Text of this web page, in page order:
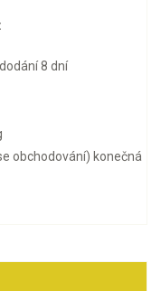
8 dní
obchodování) konečná